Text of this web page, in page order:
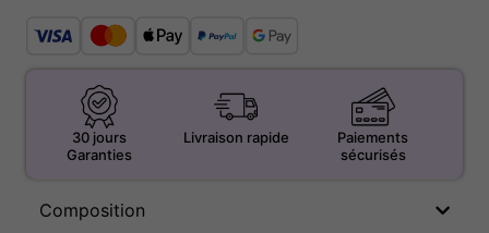
30 jours
Garanties
Livraison rapide
Paiements
sécurisés
Composition